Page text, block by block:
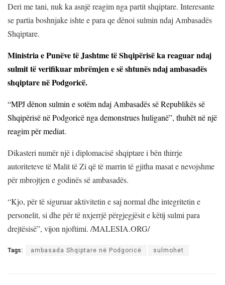
Deri me tani, nuk ka asnjë reagim nga partit shqiptare. Interesante
se partia boshnjake ishte e para qe dënoi sulmin ndaj Ambasadës
Shqiptare.
Ministria e Punëve të Jashtme të Shqipërisë ka reaguar ndaj
sulmit të verifikuar mbrëmjen e së shtunës ndaj ambasadës
shqiptare në Podgoricë.
“MPJ dënon sulmin e sotëm ndaj Ambasadës së Republikës së
Shqipërisë në Podgoricë nga demonstrues huliganë”, thuhët në një
reagim për mediat.
Dikasteri numër një i diplomacisë shqiptare i bën thirrje
autoriteteve të Malit të Zi që të marrin të gjitha masat e nevojshme
për mbrojtjen e godinës së ambasadës.
“Kjo, për të siguruar aktivitetin e saj normal dhe integritetin e
personelit, si dhe për të nxjerrjë përgjegjësit e këtij sulmi para
drejtësisë”, vijon njoftimi. /MALESIA.ORG/
Tags: ambasada Shqiptare në Podgoricë sulmohet